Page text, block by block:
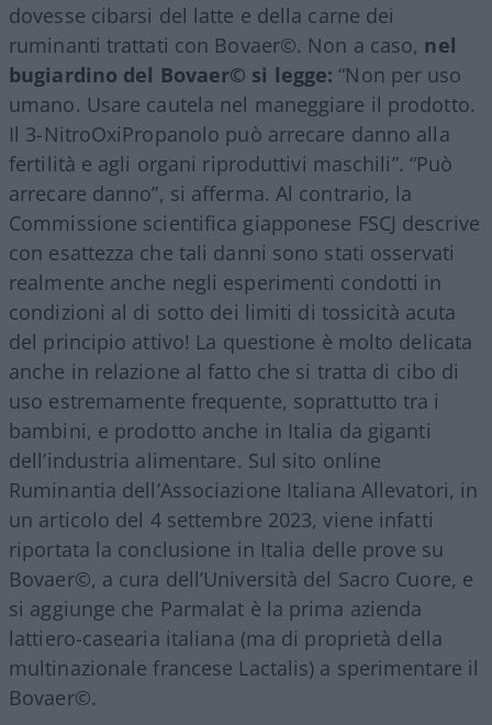
dovesse cibarsi del latte e della carne dei
ruminanti trattati con Bovaer©️. Non a caso, nel
bugiardino del Bovaer©️ si legge: “Non per uso
umano. Usare cautela nel maneggiare il prodotto.
Il 3-NitroOxiPropanolo può arrecare danno alla
fertilità e agli organi riproduttivi maschili”. “Può
arrecare danno”, si afferma. Al contrario, la
Commissione scientifica giapponese FSCJ descrive
con esattezza che tali danni sono stati osservati
realmente anche negli esperimenti condotti in
condizioni al di sotto dei limiti di tossicità acuta
del principio attivo! La questione è molto delicata
anche in relazione al fatto che si tratta di cibo di
uso estremamente frequente, soprattutto tra i
bambini, e prodotto anche in Italia da giganti
dell’industria alimentare. Sul sito online
Ruminantia dell’Associazione Italiana Allevatori, in
un articolo del 4 settembre 2023, viene infatti
riportata la conclusione in Italia delle prove su
Bovaer©️, a cura dell’Università del Sacro Cuore, e
si aggiunge che Parmalat è la prima azienda
lattiero-casearia italiana (ma di proprietà della
multinazionale francese Lactalis) a sperimentare il
Bovaer©️.